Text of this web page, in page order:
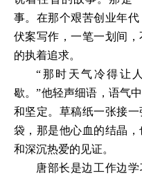
事。在那个艰苦创业年代
伏案写作，一笔一划间
的执着追求。
“那时天气冷得让
歇。”他轻声细语，语气
和坚定。草稿纸一张接
袋，那是他心血的结晶
和深沉热爱的见证。
唐部长是边工作边学